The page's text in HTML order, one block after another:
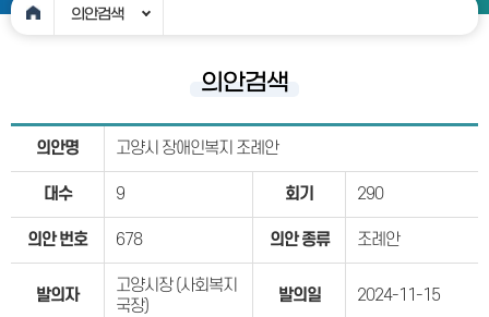
의안검색
의안검색
의안명 고양시 장애인복지 조례안
대수 9 회기 290
의안 번호 678 의안 종류 조례안
발의자
고양시장 (사회복지
국장)
발의일 2024-11-15